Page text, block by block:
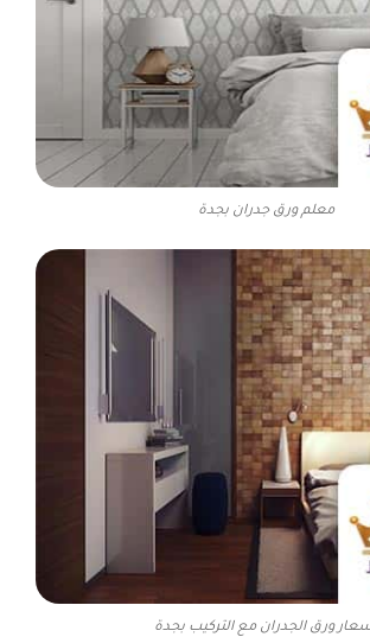
معلم ورق جدران بجدة
ورق الجدران مع التركيب بجدة